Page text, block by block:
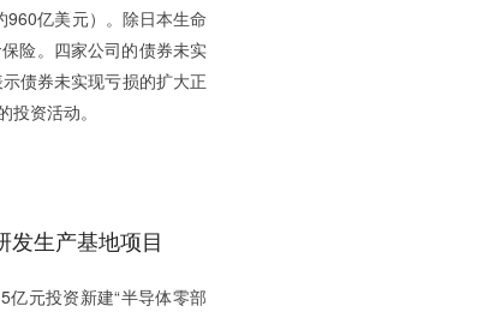
亿美元）。除日本生命
险。四家公司的债券未实
债券未实现亏损的扩大正
资活动。
发生产基地项目
元投资新建“半导体零部